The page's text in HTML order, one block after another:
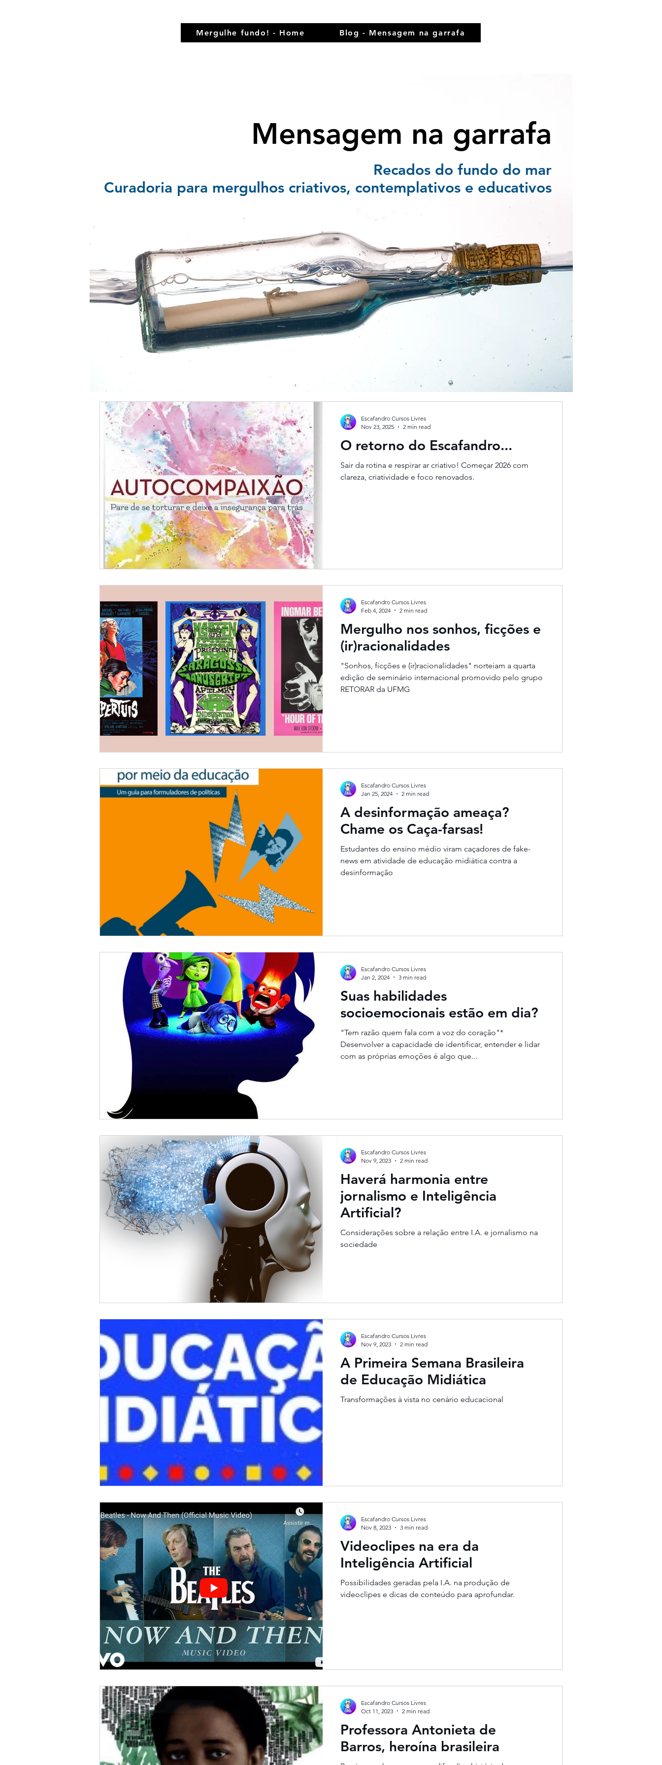
Mergulhe fundo! - Home Blog - Mensagem na garrafa
O retorno do Escafandro...
Sair da rotina e respirar ar criativo! Começar 2026 com
clareza, criatividade e foco renovados.
Escafandro Cursos Livres
Nov 23, 2025
2 min read
Mergulho nos sonhos, ficções e
(ir)racionalidades
"Sonhos, ficções e (ir)racionalidades" norteiam a quarta
edição de seminário internacional promovido pelo grupo
RETORAR da UFMG
Escafandro Cursos Livres
Feb 4, 2024
2 min read
A desinformação ameaça?
Chame os Caça-farsas!
Estudantes do ensino médio viram caçadores de fake-
news em atividade de educação midiática contra a
desinformação
Escafandro Cursos Livres
Jan 25, 2024
2 min read
Suas habilidades
socioemocionais estão em dia?
"Tem razão quem fala com a voz do coração"*
Desenvolver a capacidade de identificar, entender e lidar
com as próprias emoções é algo que...
Escafandro Cursos Livres
Jan 2, 2024
3 min read
Haverá harmonia entre
jornalismo e Inteligência
Artificial?
Considerações sobre a relação entre I.A. e jornalismo na
sociedade
Escafandro Cursos Livres
Nov 9, 2023
2 min read
A Primeira Semana Brasileira
de Educação Midiática
Transformações à vista no cenário educacional
Escafandro Cursos Livres
Nov 9, 2023
2 min read
Videoclipes na era da
Inteligência Artificial
Possibilidades geradas pela I.A. na produção de
videoclipes e dicas de conteúdo para aprofundar.
Escafandro Cursos Livres
Nov 8, 2023
3 min read
Professora Antonieta de
Barros, heroína brasileira
Escafandro Cursos Livres
Oct 11, 2023
2 min read
Mensagem na garrafa
Recados do fundo do mar
Curadoria para mergulhos criativos, contemplativos e educativos